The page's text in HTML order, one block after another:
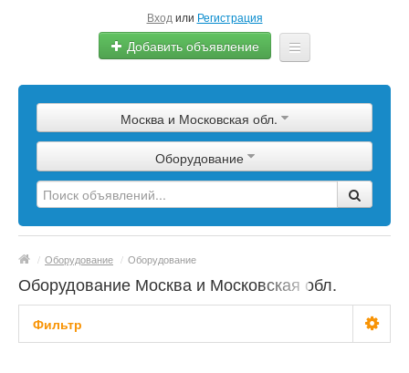
Вход или Регистрация
Добавить объявление
Сырье
Изделия
Оборудование
Еще
Москва и Московская обл.
Оборудование
/ Оборудование / Оборудование
Оборудование Москва и Московская обл.
Фильтр